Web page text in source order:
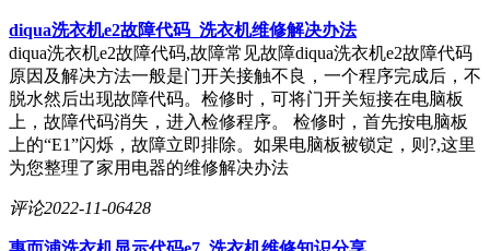
diqua洗衣机e2故障代码_洗衣机维修解决办法
diqua洗衣机e2故障代码,故障常见故障diqua洗衣机e2故障代码
原因及解决方法一般是门开关接触不良，一个程序完成后，不
脱水然后出现故障代码。检修时，可将门开关短接在电脑板
上，故障代码消失，进入检修程序。 检修时，首先按电脑板
上的“E1”闪烁，故障立即排除。如果电脑板被锁定，则?,这里
为您整理了家用电器的维修解决办法
评论2022-11-06428